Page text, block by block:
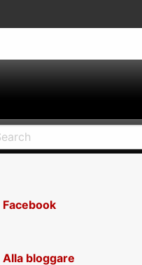
Facebook
Alla bloggare